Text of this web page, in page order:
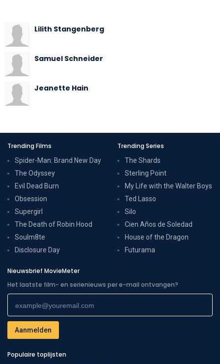
Lilith Stangenberg
Samuel Schneider
Jeanette Hain
Trending Films
Spider-Man: Brand New Day
The Odyssey
Evil Dead Burn
Obsession
Supergirl
The Death of Robin Hood
Soulm8te
Disclosure Day
Trending Series
The Shards
Sterling Point
My Life with the Walter Boys
Ted Lasso
Silo
Cien Años de Soledad
House of the Dragon
Futurama
Nieuwsbrief MovieMeter
Het laatste film- en serienieuws per e-mail ontvangen?
Populaire toplijsten